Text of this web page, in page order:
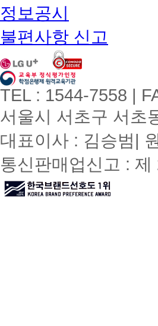
정보공시
불편사항 신고
TEL : 1544-7558 |
서울시 서초구 서초
대표이사 : 김승범|
통신판매업신고 :